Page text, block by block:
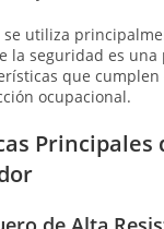
se utiliza
la seguridad es una
que cumplen
ocupacional.
Principales